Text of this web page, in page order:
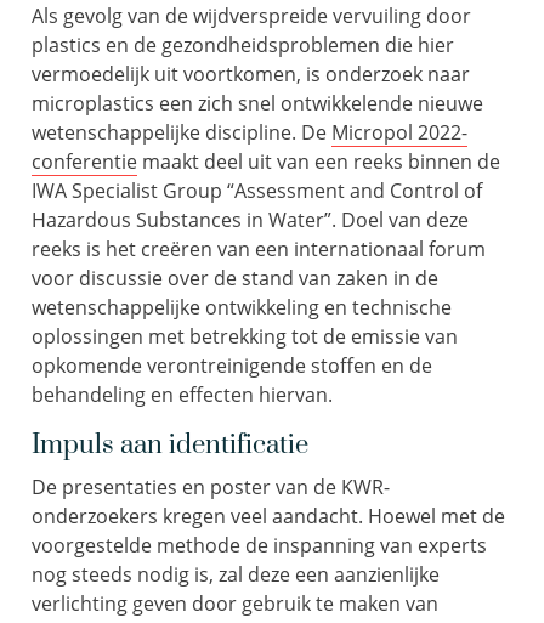
Als gevolg van de wijdverspreide vervuiling door
plastics en de gezondheidsproblemen die hier
vermoedelijk uit voortkomen, is onderzoek naar
microplastics een zich snel ontwikkelende nieuwe
wetenschappelijke discipline. De Micropol 2022-
conferentie maakt deel uit van een reeks binnen de
IWA Specialist Group “Assessment and Control of
Hazardous Substances in Water”. Doel van deze
reeks is het creëren van een internationaal forum
voor discussie over de stand van zaken in de
wetenschappelijke ontwikkeling en technische
oplossingen met betrekking tot de emissie van
opkomende verontreinigende stoffen en de
behandeling en effecten hiervan.
Impuls aan identificatie
De presentaties en poster van de KWR-
onderzoekers kregen veel aandacht. Hoewel met de
voorgestelde methode de inspanning van experts
nog steeds nodig is, zal deze een aanzienlijke
verlichting geven door gebruik te maken van